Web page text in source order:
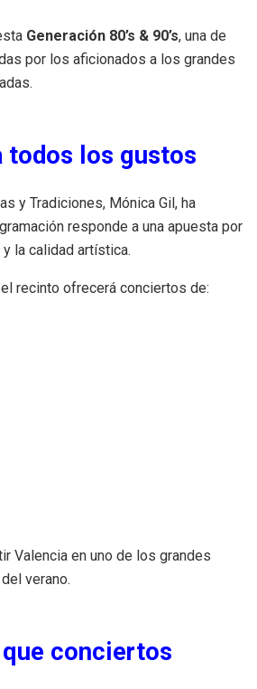
Generación 80’s & 90’s, una de
por los aficionados a los grandes
todos los gustos
y Tradiciones, Mónica Gil, ha
responde a una apuesta por
la calidad artística.
recinto ofrecerá conciertos de:
Valencia en uno de los grandes
verano.
conciertos